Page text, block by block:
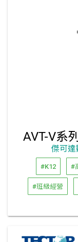
AVT-V系
傑可達
#K12 #
#班級經營